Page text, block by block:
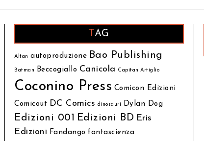
TAG
Altan autoproduzione Bao Publishing
Batman Beccogiallo Canicola Capitan Artiglio
Coconino Press Comicon Edizioni
Comicout DC Comics dinosauri Dylan Dog
Edizioni 001 Edizioni BD Eris
Edizioni Fandango fantascienza